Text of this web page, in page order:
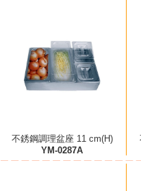
不銹鋼調理盆座 11 cm(H)
YM-0287A